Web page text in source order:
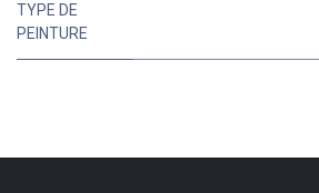
TYPE DE
PEINTURE